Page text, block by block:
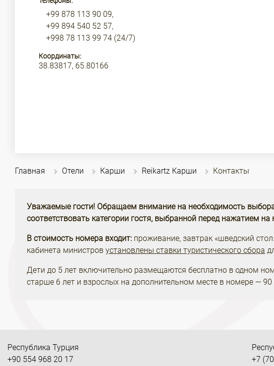
+99 878 113 90 09,
+99 894 540 52 57,
+998 78 113 99 74 (24/7)
Координаты:
38.83817, 65.80166
Главная Отели Карши Reikartz Карши Контакты
Уважаемые гости! Обращаем внимание на необходимость
соответствовать категории гостя, выбранной перед нажатием на
В стоимость номера входит: проживание, завтрак «шведский
кабинета министров установлены ставки туристического сбора
Дети до 5 лет включительно размещаются бесплатно в одном
старше 6 лет и взрослых на дополнительном месте в номере —
Республика Турция
+90 554 968 20 17
+7